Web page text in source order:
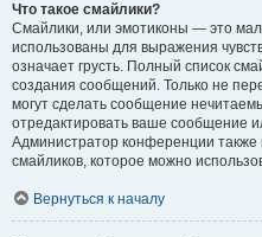
Что такое смайлики?
Смайлики, или эмотиконы — это
использованы для выражения
означает грусть. Полный список
создания сообщений. Только не
могут сделать сообщение
отредактировать ваше сообщение
Администратор конференции также
смайликов, которое можно
Вернуться к началу